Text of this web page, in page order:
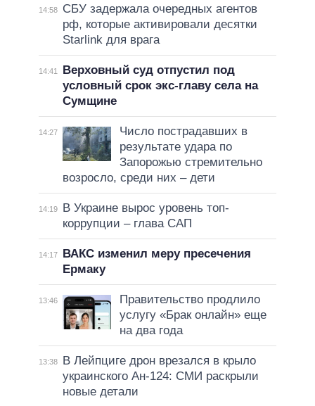
14:58
СБУ задержала очередных агентов
рф, которые активировали десятки
Starlink для врага
14:41
Верховный суд отпустил под
условный срок экс-главу села на
Сумщине
14:27
Число пострадавших в
результате удара по
Запорожью стремительно
возросло, среди них – дети
14:19
В Украине вырос уровень топ-
коррупции – глава САП
14:17
ВАКС изменил меру пресечения
Ермаку
13:46
Правительство продлило
услугу «Брак онлайн» еще
на два года
13:38
В Лейпциге дрон врезался в крыло
украинского Ан-124: СМИ раскрыли
новые детали